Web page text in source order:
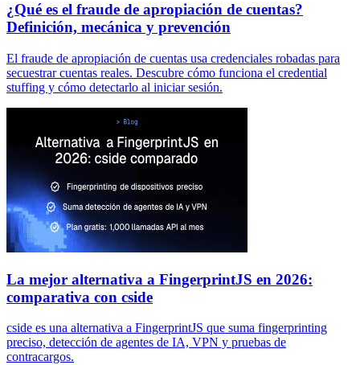
¿Qué es el fraude de apropiación de cuentas?
Definición, mecánica y prevención
El fraude de apropiación de cuentas usa credenciales robadas para
secuestrar cuentas reales. Descubre cómo funciona el credential
stuffing y cómo detectarlo al iniciar sesión.
La mejor alternativa a FingerprintJS en 2026:
comparativa con cside
cside es una alternativa a FingerprintJS que suma fingerprinting
preciso, detección de agentes de IA, VPN y pruebas de
contracargos.